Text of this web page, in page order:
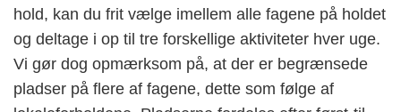
hold, kan du frit vælge imellem alle fagene på holdet
og deltage i op til tre forskellige aktiviteter hver uge.
Vi gør dog opmærksom på, at der er begrænsede
pladser på flere af fagene, dette som følge af